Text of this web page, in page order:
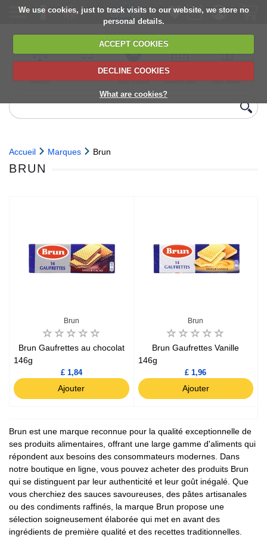
We use cookies, just to track visits to our website, we store no
personal details.
ACCEPT COOKIES
DECLINE COOKIES
What are cookies?
delivery
6,000+ products
Direct import
from Europe
Choose your
delivery date
next orders
Accueil Marques Brun
BRUN
Brun
Brun Gaufrettes au chocolat
146g
£ 1,84
Ajouter
Brun
Brun Gaufrettes Vanille
146g
£ 1,96
Ajouter
Brun est une marque reconnue pour la qualité exceptionnelle de
ses produits alimentaires, offrant une large gamme d'aliments qui
répondent aux besoins des consommateurs modernes. Dans
notre boutique en ligne, vous pouvez acheter des produits Brun
qui se distinguent par leur authenticité et leur goût inégalé. Que
vous cherchiez des sauces savoureuses, des pâtes artisanales
ou des condiments raffinés, la marque Brun propose une
sélection soigneusement élaborée qui met en avant des
ingrédients de première qualité et des recettes traditionnelles.